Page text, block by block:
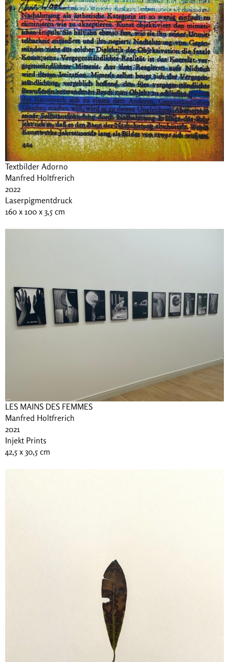
Textbilder Adorno
Manfred Holtfrerich
2022
Laserpigmentdruck
160 x 100 x 3,5 cm
LES MAINS DES FEMMES
Manfred Holtfrerich
2021
Injekt Prints
42,5 x 30,5 cm